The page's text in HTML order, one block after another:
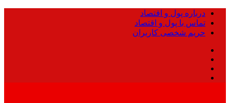
درباره پول و اقتصاد
تماس با پول و اقتصاد
حریم شخصی کاربران